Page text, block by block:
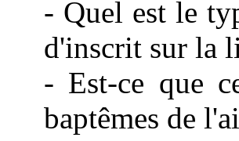
- Quel est le
d'inscrit sur la
- Est-ce que
baptêmes de